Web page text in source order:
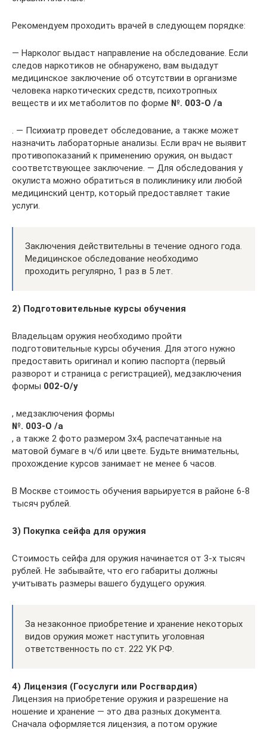
Рекомендуем проходить врачей в следующем порядке:
— Нарколог выдаст направление на обследование. Если
следов наркотиков не обнаружено, вам выдадут
медицинское заключение об отсутствии в организме
человека наркотических средств, психотропных
веществ и их метаболитов по форме №. 003-О /а
. — Психиатр проведет обследование, а также может
назначить лабораторные анализы. Если врач не выявит
противопоказаний к применению оружия, он выдаст
соответствующее заключение. — Для обследования у
окулиста можно обратиться в поликлинику или любой
медицинский центр, который предоставляет такие
услуги.
Заключения действительны в течение одного года.
Медицинское обследование необходимо
проходить регулярно, 1 раз в 5 лет.
2) Подготовительные курсы обучения
Владельцам оружия необходимо пройти
подготовительные курсы обучения. Для этого нужно
предоставить оригинал и копию паспорта (первый
разворот и страница с регистрацией), медзаключения
формы 002-О/у
, медзаключения формы
№. 003-О /а
, а также 2 фото размером 3х4, распечатанные на
матовой бумаге в ч/б или цвете. Будьте внимательны,
прохождение курсов занимает не менее 6 часов.
В Москве стоимость обучения варьируется в районе 6-8
тысяч рублей.
3) Покупка сейфа для оружия
Стоимость сейфа для оружия начинается от 3-х тысяч
рублей. Не забывайте, что его габариты должны
учитывать размеры вашего будущего оружия.
За незаконное приобретение и хранение некоторых
видов оружия может наступить уголовная
ответственность по ст. 222 УК РФ.
4) Лицензия (Госуслуги или Росгвардия)
Лицензия на приобретение оружия и разрешение на
ношение и хранение — это два разных документа.
Сначала оформляется лицензия, а потом оружие